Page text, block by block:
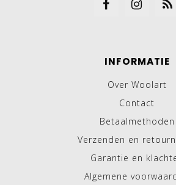
INFORMATIE
Over Woolart
Contact
Betaalmethoden
Verzenden en
Garantie en
Algemene